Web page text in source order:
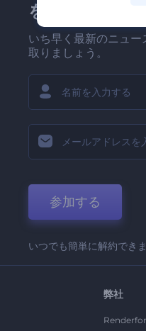
を！
いち早く最新のニュ
取りましょう。
参加する
いつでも簡単に解約できま
弊社